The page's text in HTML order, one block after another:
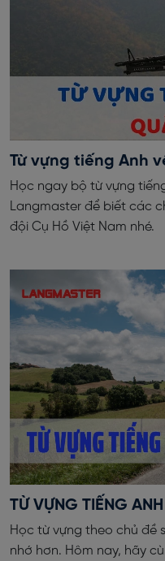
Từ vựng tiếng Anh
Học ngay bộ từ vựng
Langmaster để biết các
đội Cụ Hồ Việt Nam nhé.
TỪ VỰNG TIẾNG
Học từ vựng theo chủ đề
nhớ hơn. Hôm nay, hãy